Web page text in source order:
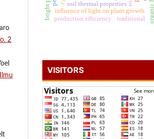
2
soil thermal properties
influence of light on plant growth
production efficiency traditional
VISITORS